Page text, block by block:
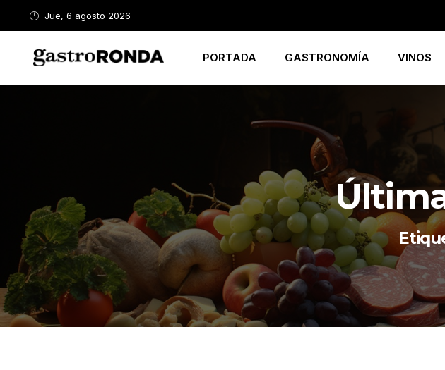
Jue, 6 agosto 2026
PORTADA GASTRONOMÍA VINOS